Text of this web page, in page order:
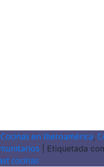
Cocinas en Iberoamérica,
Etiquetada
cocinas